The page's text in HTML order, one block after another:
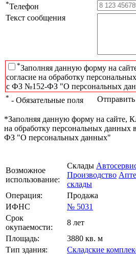
*Телефон
Текст сообщения
*Заполняя данную форму на
согласие на обработку
с ФЗ №152-ФЗ "О персональных
* - Обязательные поля Отправить
*Заполняя данную форму на сайте,
на обработку персональных данных
ФЗ "О персональных данных"
Возможное
использование:
Склады
Производство
склады
Операция:
Продажа
ИФНС
№ 5031
Срок
окупаемости:
8 лет
Площадь:
3880 кв. м
Тип здания:
Складские